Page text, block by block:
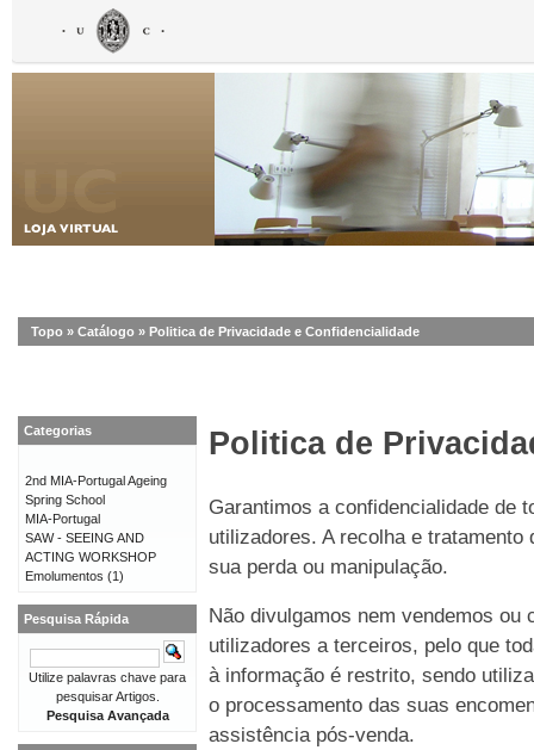
Topo » Catálogo » Politica de Privacidade e Confidencialidade
Politica de
Garantimos a confidencialidade de
utilizadores. A recolha e
sua perda ou manipulação.
Não divulgamos nem vendemos
utilizadores a terceiros, pelo que
à informação é restrito, sendo
o processamento das suas
assistência pós-venda.
Categorias
2nd MIA-Portugal Ageing
Spring School
MIA-Portugal
SAW - SEEING AND
ACTING WORKSHOP
Emolumentos (1)
Pesquisa Rápida
Utilize palavras chave para
pesquisar Artigos.
Pesquisa Avançada